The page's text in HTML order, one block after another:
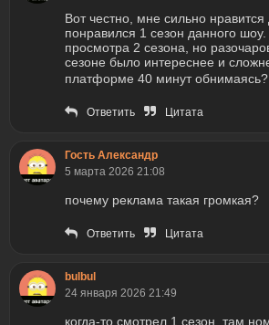
Вот честно, мне сильно
понравился 1 сезон данного
просмотра 2 сезона, но
сезоне было интереснее и
платформе 40 минут
Ответить Цитата
Гость Александр
5 марта 2026 21:08
почему реклама такая громкая?
Ответить Цитата
bulbul
24 января 2026 21:49
когда-то смотрел 1 сезон. там